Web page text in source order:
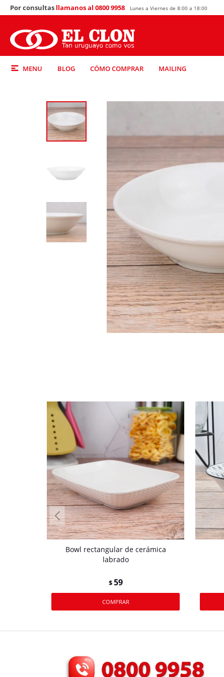
MENU BLOG CÓMO COMPRAR MAILING
Por consultas llamanos al 0800 9958 Lunes a Viernes de 8:00 a 18:00
Bowl rectangular de cerámica
labrado
$59